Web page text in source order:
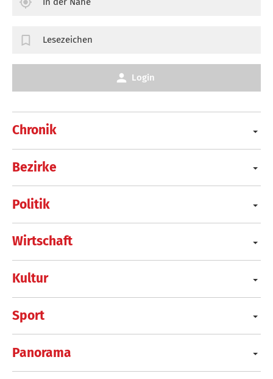
Chronik
Bezirke
Politik
Wirtschaft
Kultur
Sport
Panorama
Lesezeichen
Login